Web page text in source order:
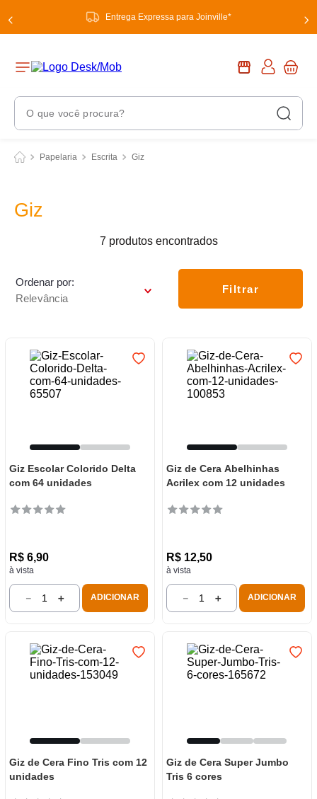
Entrega Expressa para Joinville*
O que você procura?
Papelaria Escrita Giz
Giz
7 produtos
Ordenar por
Relevância
Filtrar
Giz Escolar Colorido Delta
com 64 unidades
R$ 6,90
à vista
＋
－ ADICIONAR
Giz de Cera Abelhinhas
Acrilex com 12 unidades
R$ 12,50
à vista
＋
－ ADICIONAR
Giz de Cera Fino Tris com 12
unidades
Giz de Cera Super Jumbo
Tris 6 cores
Termos Mais Buscados
2º
5º
6º luminária
8º panelas
9º varal
10º caneca